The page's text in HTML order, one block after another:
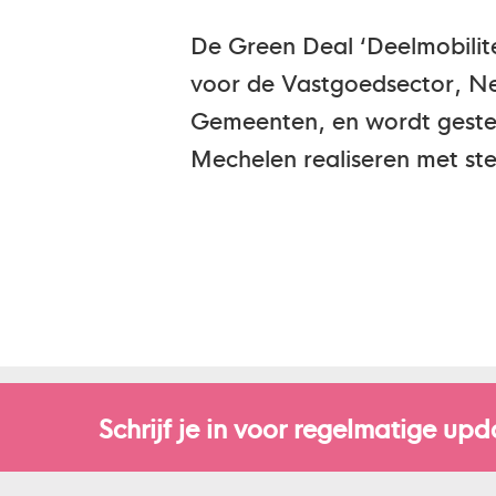
De Green Deal
voor de Vastgoedsector,
Gemeenten, en wordt
Mechelen realiseren met
Schrijf je in voor regelmatige